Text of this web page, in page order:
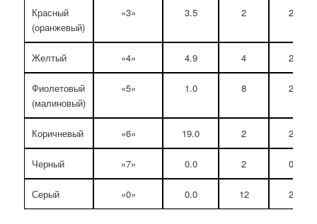
Красный
(оранжевый)
«3» 3.5 2 2
Желтый «4» 4.9 4 2
Фиолетовый
(малиновый)
«5» 1.0 8 2
Коричневый «6» 19.0 2 2
Черный «7» 0.0 2 0
Серый «0» 0.0 12 2